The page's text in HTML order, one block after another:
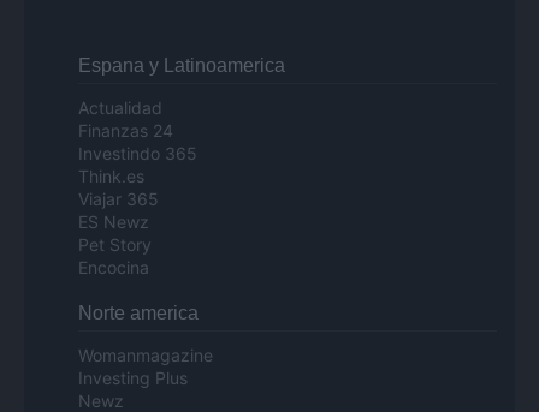
Espana y Latinoamerica
Actualidad
Finanzas 24
Investindo 365
Think.es
Viajar 365
ES Newz
Pet Story
Encocina
Norte america
Womanmagazine
Investing Plus
Newz